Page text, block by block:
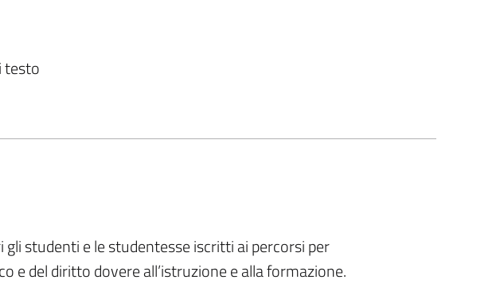
testo
studenti e le studentesse iscritti ai percorsi per
e del diritto dovere all’istruzione e alla formazione.